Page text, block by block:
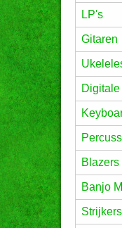
LP's
Gitaren
Blazers
Banjo
Strijkers